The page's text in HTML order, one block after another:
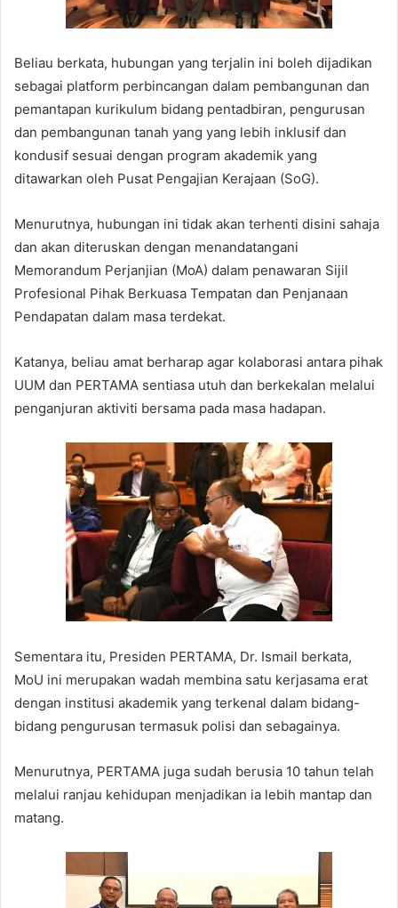
Beliau berkata, hubungan yang terjalin ini boleh dijadikan
sebagai platform perbincangan dalam pembangunan dan
pemantapan kurikulum bidang pentadbiran, pengurusan
dan pembangunan tanah yang yang lebih inklusif dan
kondusif sesuai dengan program akademik yang
ditawarkan oleh Pusat Pengajian Kerajaan (SoG).
Menurutnya, hubungan ini tidak akan terhenti disini sahaja
dan akan diteruskan dengan menandatangani
Memorandum Perjanjian (MoA) dalam penawaran Sijil
Profesional Pihak Berkuasa Tempatan dan Penjanaan
Pendapatan dalam masa terdekat.
Katanya, beliau amat berharap agar kolaborasi antara pihak
UUM dan PERTAMA sentiasa utuh dan berkekalan melalui
penganjuran aktiviti bersama pada masa hadapan.
Sementara itu, Presiden PERTAMA, Dr. Ismail berkata,
MoU ini merupakan wadah membina satu kerjasama erat
dengan institusi akademik yang terkenal dalam bidang-
bidang pengurusan termasuk polisi dan sebagainya.
Menurutnya, PERTAMA juga sudah berusia 10 tahun telah
melalui ranjau kehidupan menjadikan ia lebih mantap dan
matang.